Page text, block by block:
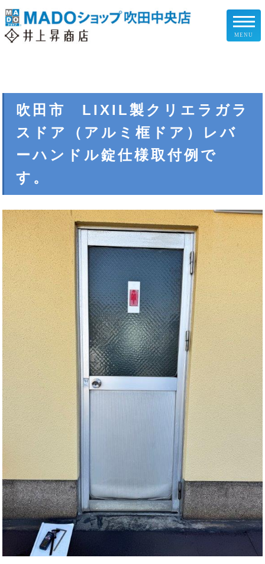
お客様の声
施工事例
企業情報
スタッフ紹介
スタッフブログ
住まいのお悩み解決策
お問い合わせ
よくある質問
プライバシーポリシー
採用情報
サイトマップ
MENU
吹田市 LIXIL製クリエラガラ
スドア（アルミ框ドア）レバ
ーハンドル錠仕様取付例で
す。